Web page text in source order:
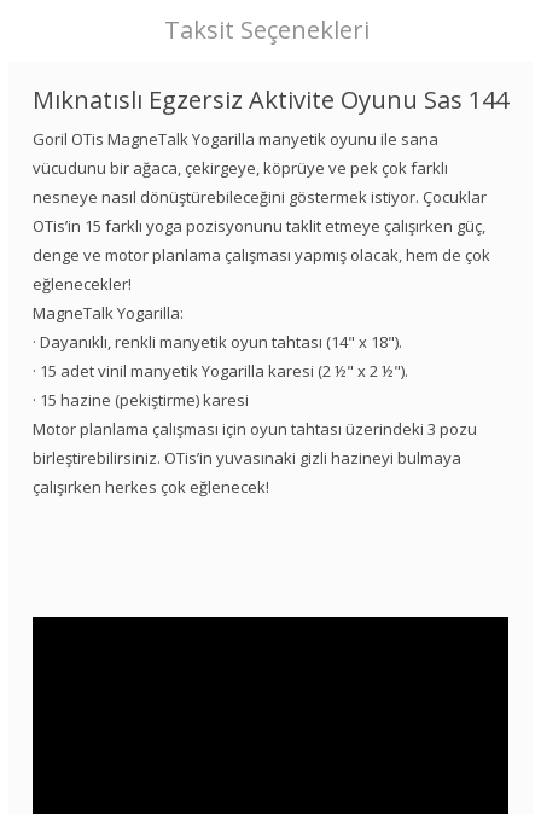
Taksit Seçenekleri
Mıknatıslı Egzersiz Aktivite Oyunu Sas 144
Goril OTis MagneTalk Yogarilla manyetik oyunu ile sana
vücudunu bir ağaca, çekirgeye, köprüye ve pek çok farklı
nesneye nasıl dönüştürebileceğini göstermek istiyor. Çocuklar
OTis’in 15 farklı yoga pozisyonunu taklit etmeye çalışırken güç,
denge ve motor planlama çalışması yapmış olacak, hem de çok
eğlenecekler!
MagneTalk Yogarilla:
· Dayanıklı, renkli manyetik oyun tahtası (14" x 18").
· 15 adet vinil manyetik Yogarilla karesi (2 ½" x 2 ½").
· 15 hazine (pekiştirme) karesi
Motor planlama çalışması için oyun tahtası üzerindeki 3 pozu
birleştirebilirsiniz. OTis’in yuvasınaki gizli hazineyi bulmaya
çalışırken herkes çok eğlenecek!